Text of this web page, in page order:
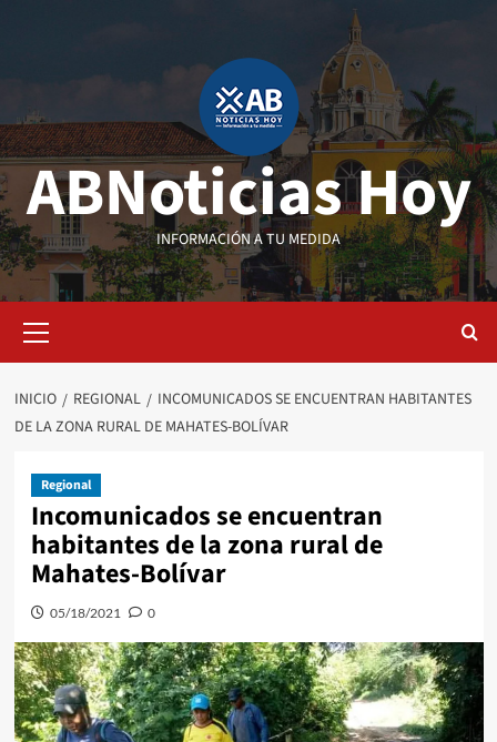
ABNoticias Hoy
INFORMACIÓN A TU MEDIDA
primario
INICIO REGIONAL
INCOMUNICADOS SE ENCUENTRAN HABITANTES
DE LA ZONA RURAL DE MAHATES-BOLÍVAR
Regional
Incomunicados se encuentran
habitantes de la zona rural de
Mahates-Bolívar
05/18/2021 0